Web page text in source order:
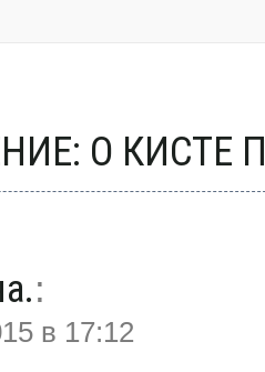
О КИСТЕ
:
в 17:12